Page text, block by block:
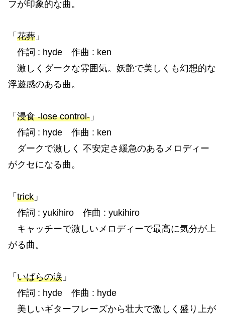
フが印象的な曲。
「 花葬 」
作詞 : hyde 作曲 : ken
激しくダークな雰囲気。妖艶で美しくも幻想的な
浮遊感のある曲。
「 浸食 -lose control- 」
作詞 : hyde 作曲 : ken
ダークで激しく 不安定さ緩急のあるメロディー
がクセになる曲。
「 trick 」
作詞 : yukihiro 作曲 : yukihiro
キャッチーで激しいメロディーで最高に気分が上
がる曲。
「 いばらの涙 」
作詞 : hyde 作曲 : hyde
美しいギターフレーズから壮大で激しく盛り上が